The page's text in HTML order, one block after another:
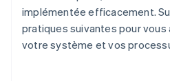
implémentée efficacement.
pratiques suivantes pour vous
votre système et vos